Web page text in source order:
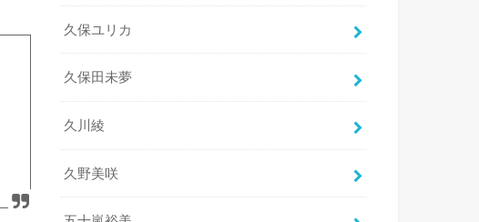
久保ユリカ
久保田未夢
久川綾
久野美咲